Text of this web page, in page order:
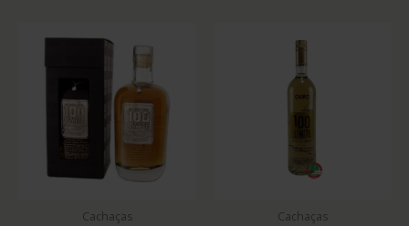
Cachaças Cachaças